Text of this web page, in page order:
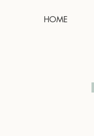
HOME